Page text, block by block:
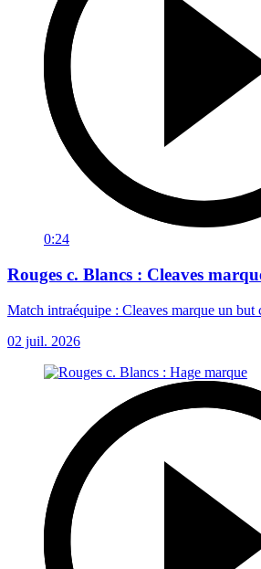
0:24
Rouges c. Blancs : Cleaves
Match intraéquipe : Cleaves marque un but
02 juil. 2026